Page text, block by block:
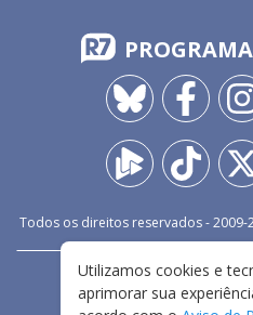
Todos os direitos reservados - 2009-
FALE
TERMOS E
Utilizamos cookies e
aprimorar sua